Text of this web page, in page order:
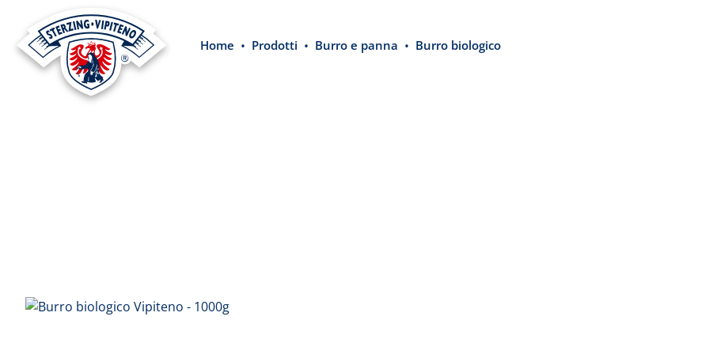
Passa alla navigazione principale
Home Prodotti Burro e panna Burro biologico